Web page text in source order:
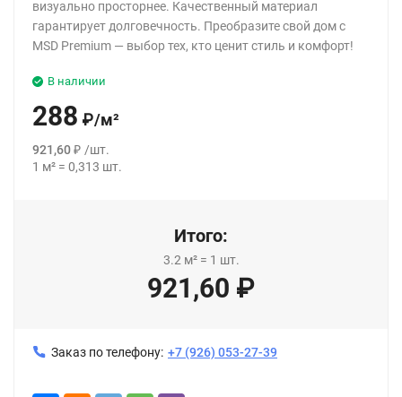
визуально просторнее. Качественный материал
гарантирует долговечность. Преобразите свой дом с
MSD Premium — выбор тех, кто ценит стиль и комфорт!
В наличии
288 ₽/м²
921,60₽ /шт.
1 м² = 0,313 шт.
Итого:
3.2 м²= 1 шт.
921,60 ₽
Заказ по телефону: +7 (926) 053-27-39